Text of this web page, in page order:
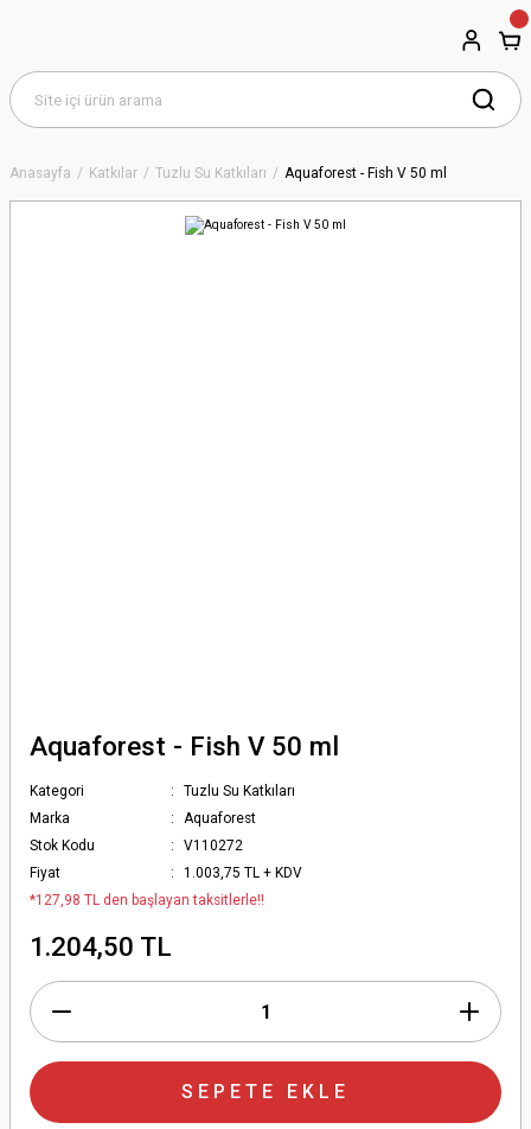
Anasayfa Katkılar Tuzlu Su Katkıları Aquaforest - Fish V 50 ml
Aquaforest - Fish V 50 ml
Kategori
Tuzlu Su Katkıları
Marka
Aquaforest
Stok Kodu
V110272
Fiyat
1.003,75 TL + KDV
*127,98 TL den başlayan taksitlerle!!
1.204,50 TL
SEPETE EKLE